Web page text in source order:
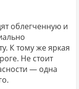
облегченную и
К тому же яркая
Не стоит
— одна